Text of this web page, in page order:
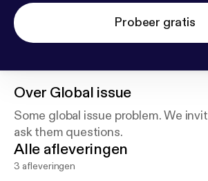
Probeer gratis
Over Global issue
Some global issue problem. We
ask them questions.
Alle afleveringen
3 afleveringen